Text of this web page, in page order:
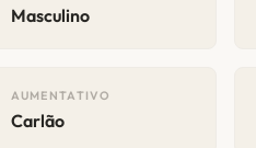
Masculino
AUMENTATIVO
Carlão